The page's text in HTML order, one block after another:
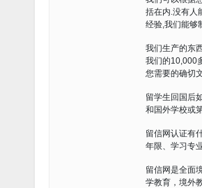
括在内.没有人
经验,我们能够
我们生产的东
我们的10,000
您需要的确切
留学生回国后
和国外学校或
留信网认证有
年限、学习专
留信网是全面
学教育，境外